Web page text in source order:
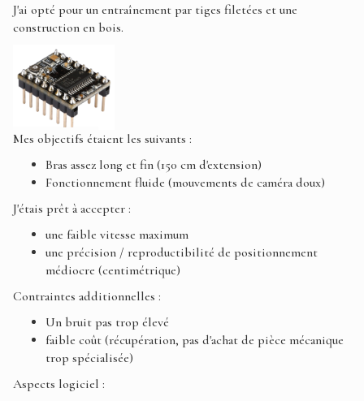
J'ai opté pour un entraînement par tiges filetées et une
construction en bois.
Mes objectifs étaient les suivants :
Bras assez long et fin (150 cm d'extension)
Fonctionnement fluide (mouvements de caméra doux)
J'étais prêt à accepter :
une faible vitesse maximum
une précision / reproductibilité de positionnement
médiocre (centimétrique)
Contraintes additionnelles :
Un bruit pas trop élevé
faible coût (récupération, pas d'achat de pièce mécanique
trop spécialisée)
Aspects logiciel :